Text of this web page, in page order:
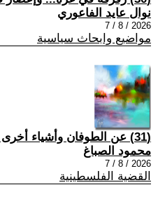
نوال عايد الفاعوري
2026 / 8 / 7
مواضيع وابحاث سياسية
(31) عن الطوفان وأشياء أخرى (65)
محمود الصباغ
2026 / 8 / 7
القضية الفلسطينية